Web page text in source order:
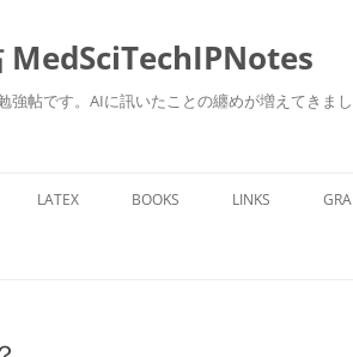
MedSciTechIPNotes
強帖です。AIに訊いたことの纏めが増えてき
LATEX BOOKS LINKS